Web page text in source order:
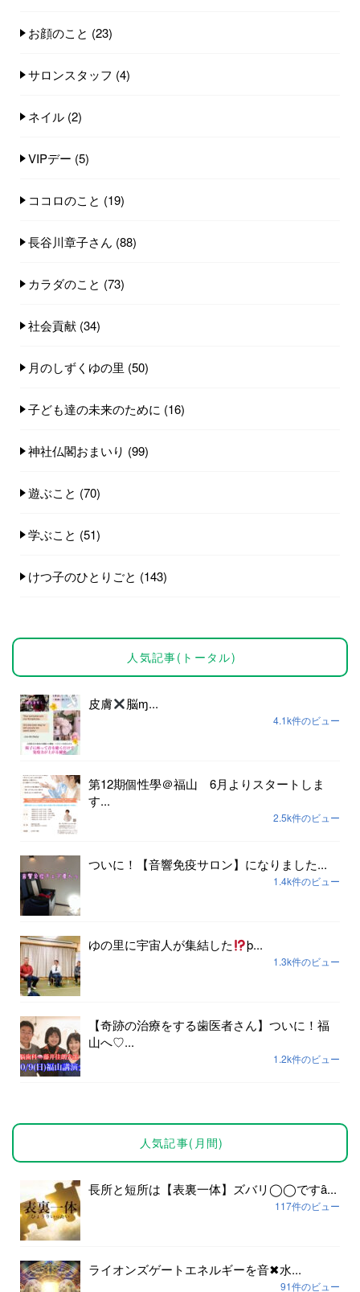
お顔のこと (23)
サロンスタッフ (4)
ネイル (2)
VIPデー (5)
ココロのこと (19)
長谷川章子さん (88)
カラダのこと (73)
社会貢献 (34)
月のしずくゆの里 (50)
子ども達の未来のために (16)
神社仏閣おまいり (99)
遊ぶこと (70)
学ぶこと (51)
けつ子のひとりごと (143)
人気記事(トータル)
皮膚 脳ɱ...
4.1k件のビュー
第12期個性學＠福山 6月よりスタートしま
す...
2.5k件のビュー
ついに！【音響免疫サロン】になりました...
1.4k件のビュー
ゆの里に宇宙人が集結した þ...
1.3k件のビュー
【奇跡の治療をする歯医者さん】ついに！福
山へ♡...
1.2k件のビュー
人気記事(月間)
長所と短所は【表裏一体】ズバリ◯◯ですȃ...
117件のビュー
ライオンズゲートエネルギーを音✖︎水...
91件のビュー